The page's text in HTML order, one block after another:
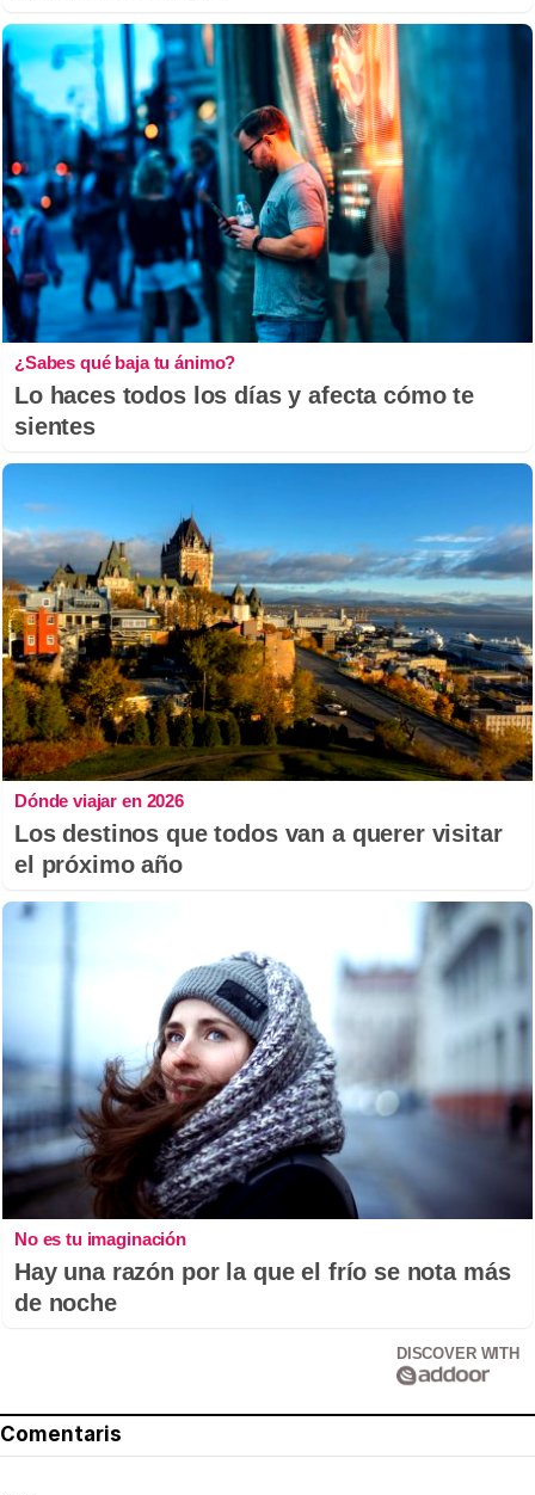
¿Sabes qué baja tu ánimo?
Lo haces todos los días y afecta cómo te
sientes
Dónde viajar en 2026
Los destinos que todos van a querer visitar
el próximo año
No es tu imaginación
Hay una razón por la que el frío se nota más
de noche
DISCOVER WITH
Comentaris